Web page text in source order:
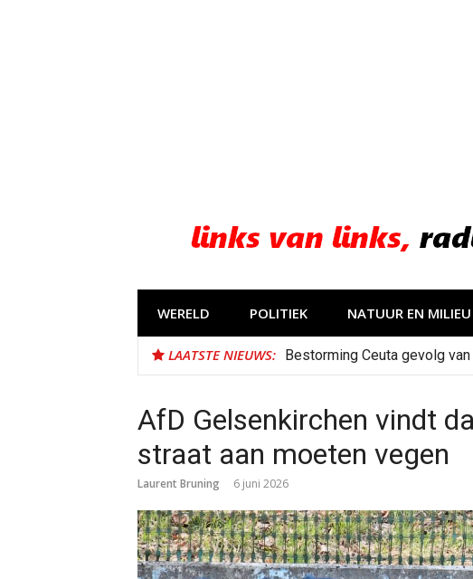
WERELD POLITIEK NATUUR EN MILIEU
LAATSTE NIEUWS: Bestorming Ceuta gevolg
AfD Gelsenkirchen vindt
straat aan moeten vegen
Laurent Bruning 6 juni 2026